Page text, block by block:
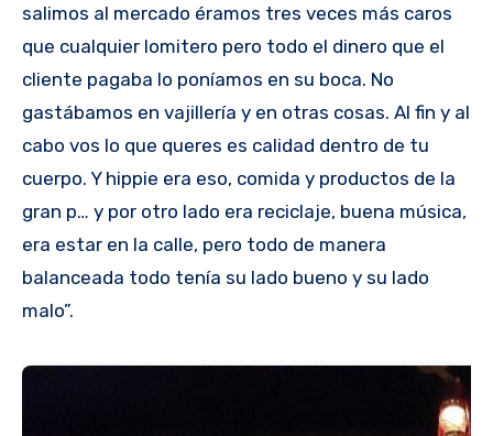
salimos al mercado éramos tres veces más caros
que cualquier lomitero pero todo el dinero que el
cliente pagaba lo poníamos en su boca. No
gastábamos en vajillería y en otras cosas. Al fin y al
cabo vos lo que queres es calidad dentro de tu
cuerpo. Y hippie era eso, comida y productos de la
gran p… y por otro lado era reciclaje, buena música,
era estar en la calle, pero todo de manera
balanceada todo tenía su lado bueno y su lado
malo”.